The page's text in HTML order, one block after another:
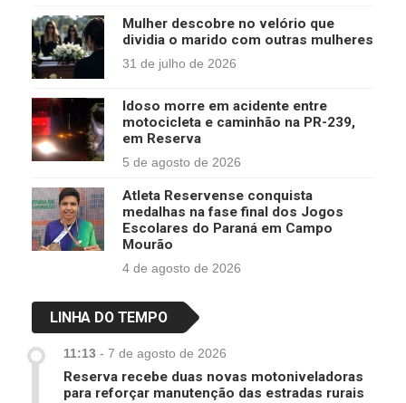
Mulher descobre no velório que
dividia o marido com outras mulheres
31 de julho de 2026
Idoso morre em acidente entre
motocicleta e caminhão na PR-239,
em Reserva
5 de agosto de 2026
Atleta Reservense conquista
medalhas na fase final dos Jogos
Escolares do Paraná em Campo
Mourão
4 de agosto de 2026
LINHA DO TEMPO
11:13 - 7 de agosto de 2026
Reserva recebe duas novas motoniveladoras
para reforçar manutenção das estradas rurais